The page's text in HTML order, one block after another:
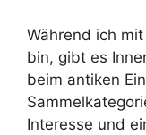
Während ich
bin, gibt es
beim antiken
Interesse und